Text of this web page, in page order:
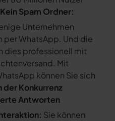
Kein Spam Ordner:
Unternehmen
WhatsApp. Und die
dies professionell mit
Mit
können Sie sich
der Konkurrenz
Antworten
Sie können